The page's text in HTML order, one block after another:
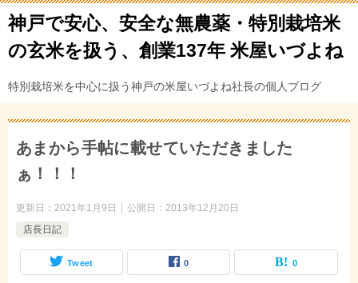
神戸で安心、安全な無農薬・特別栽培米
の玄米を扱う、創業137年 米屋いづよね
特別栽培米を中心に扱う神戸の米屋いづよね社長の個人ブログ
あまから手帖に載せていただきました
ぁ！！！
更新日： 2021年1月9日 公開日： 2013年12月20日
店長日記
Tweet 0 0